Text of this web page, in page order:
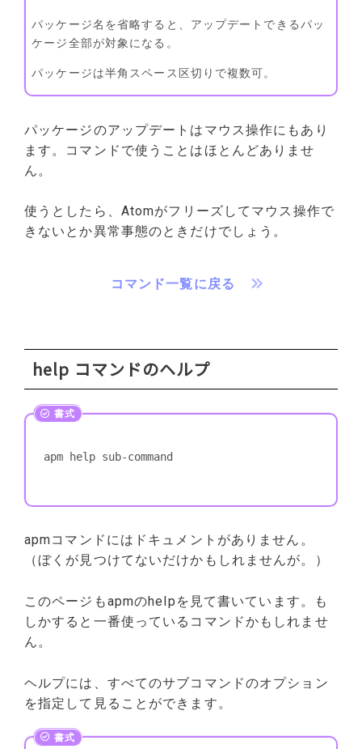
パッケージ名を省略すると、アップデートできるパッ
ケージ全部が対象になる。
パッケージは半角スペース区切りで複数可。
パッケージのアップデートはマウス操作にもあり
ます。コマンドで使うことはほとんどありませ
ん。
使うとしたら、Atomがフリーズしてマウス操作で
きないとか異常事態のときだけでしょう。
コマンド一覧に戻る
help コマンドのヘルプ
apm help sub-command
apmコマンドにはドキュメントがありません。
（ぼくが見つけてないだけかもしれませんが。）
このページもapmのhelpを見て書いています。も
しかすると一番使っているコマンドかもしれませ
ん。
ヘルプには、すべてのサブコマンドのオプション
を指定して見ることができます。